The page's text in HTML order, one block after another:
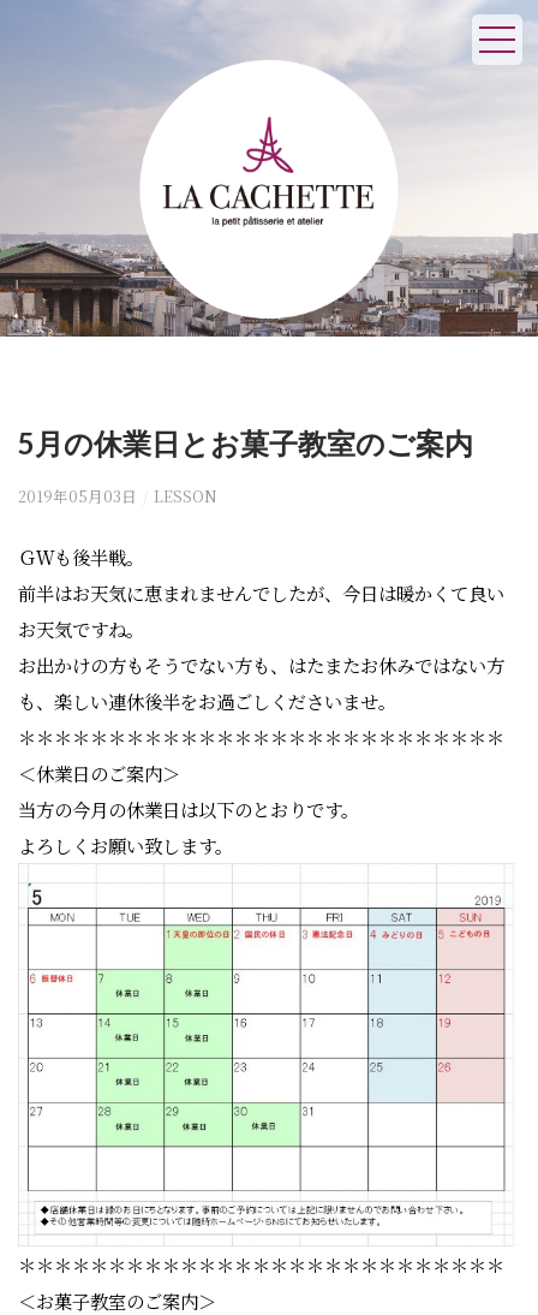
5月の休業日とお菓子教室のご案内
2019年05月03日 LESSON
ＧＷも後半戦。
前半はお天気に恵まれませんでしたが、今日は暖かくて良い
お天気ですね。
お出かけの方もそうでない方も、はたまたお休みではない方
も、楽しい連休後半をお過ごしくださいませ。
＊＊＊＊＊＊＊＊＊＊＊＊＊＊＊＊＊＊＊＊＊＊＊＊＊＊＊
＜休業日のご案内＞
当方の今月の休業日は以下のとおりです。
よろしくお願い致します。
＊＊＊＊＊＊＊＊＊＊＊＊＊＊＊＊＊＊＊＊＊＊＊＊＊＊＊
＜お菓子教室のご案内＞